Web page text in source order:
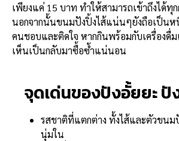
เพียงแค่ 15 บาท ทำให้สามารถเข้าถึงได้ทุ
นอกจากนั้นขนมปังปิ้งไส้แน่นๆยังถือเป็นห
คนชอบและติดใจ หากกินพร้อมกับเครื่องดื่
เห็นเป็นกลับมาซื้อซ้ำแน่นอน
จุดเด่นของปังอั้ยยะ ปั
รสชาติที่แตกต่าง ทั้งไส้และตัวขนม
นุ่มใน